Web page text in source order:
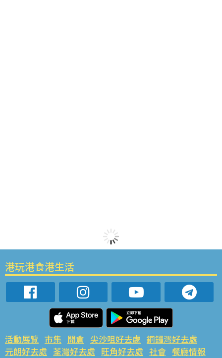
港玩港食港生活
活動展覽 市集 開倉 尖沙咀好去處 銅鑼灣好去處
元朗好去處 荃灣好去處 旺角好去處 社會 餐廳情報